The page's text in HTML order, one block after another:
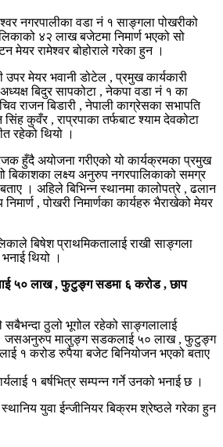
नगरपालीका वडा नं १ साङ्गला पोखरीको
४२ लाख बजेटमा निमार्ण भएको सो
मेयर रामेश्वर बोहोराले गरेका हुन ।
उपर मेयर भवानी डोटेल , प्रमुख कार्यकारी
बिदुर सापकोटा , नेकपा वडा नं १ का
राजन बिडारी , नेपाली काग्रेसका सभापति
कुवँर , राप्रपाका तर्फबाट श्याम देवकोटा
रहेको थियो ।
सजक हुँदै अयोजना गरीएको यो कार्यक्रमका प्रमुख
बिकाशका लक्ष्य अनुरुप नगरपालिकाको समग्र
। अहिले बिभिन्न स्थानमा कालोपत्रे , ढलान
, पोखरी निमार्णका कार्यहरु भैराखेको मेयर
बिषेश प्राथमिकतालाई राखी साङ्गला
भनाई थियो ।
५० लाख , फुटुङ्ग सडमा ६ करोड , छाप
सबैभन्दा ठुलो भूगोल रहेको साङ्गलालाई
। जसअनुरुप मालुङ्ग सडकलाई ५० लाख , फुटुङ्ग
१ करोड रुपैया बजेट बिनियोजन भएको बताए
१ बर्षभित्र सम्पन्न गर्ने उनको भनाई छ ।
युवा ईन्जीनियर बिक्रम श्रेष्ठले गरेका हुन